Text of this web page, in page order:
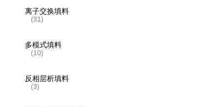
离子交换填料
(31)
多模式填料
(10)
反相层析填料
(3)